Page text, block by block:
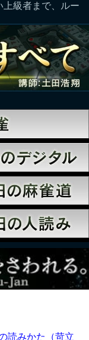
上級者まで、ルー
読みかた（苛立